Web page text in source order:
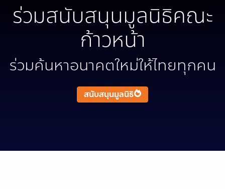
ร่วมสนับสนุนมูลนิธิคณะ
ก้าวหน้า
ร่วมค้นหาอนาคตใหม่ให้ไทยทุกคน
สนับสนุนมูลนิธิ